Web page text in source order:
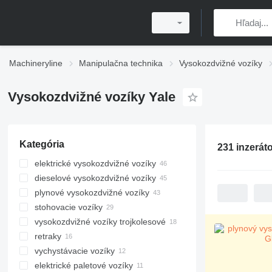
Machineryline Manipulačna technika Vysokozdvižné vozíky
Vysokozdvižné vozíky Yale
Kategória
elektrické vysokozdvižné vozíky
dieselové vysokozdvižné vozíky
plynové vysokozdvižné vozíky
stohovacie vozíky
vysokozdvižné vozíky trojkolesové
retraky
vychystávacie vozíky
elektrické paletové vozíky
231